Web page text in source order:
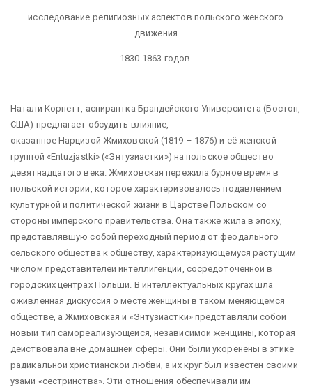
исследование религиозных аспектов польского женского
движения
1830-1863 годов
Натали Корнетт, аспирантка Брандейского Университета (Бостон,
США) предлагает обсудить влияние,
оказанное Нарцизой Жмиховской (1819 – 1876) и её женской
группой «Entuzjastki» («Энтузиастки») на польское общество
девятнадцатого века. Жмиховская пережила бурное время в
польской истории, которое характеризовалось подавлением
культурной и политической жизни в Царстве Польском со
стороны имперского правительства. Она также жила в эпоху,
представлявшую собой переходный период от феодального
сельского общества к обществу, характеризующемуся растущим
числом представителей интеллигенции, сосредоточенной в
городских центрах Польши. В интеллектуальных кругах шла
оживленная дискуссия о месте женщины в таком меняющемся
обществе, а Жмиховская и «Энтузиастки» представляли собой
новый тип самореализующейся, независимой женщины, которая
действовала вне домашней сферы. Они были укоренены в этике
радикальной христианской любви, а их круг был известен своими
узами «сестринства». Эти отношения обеспечивали им